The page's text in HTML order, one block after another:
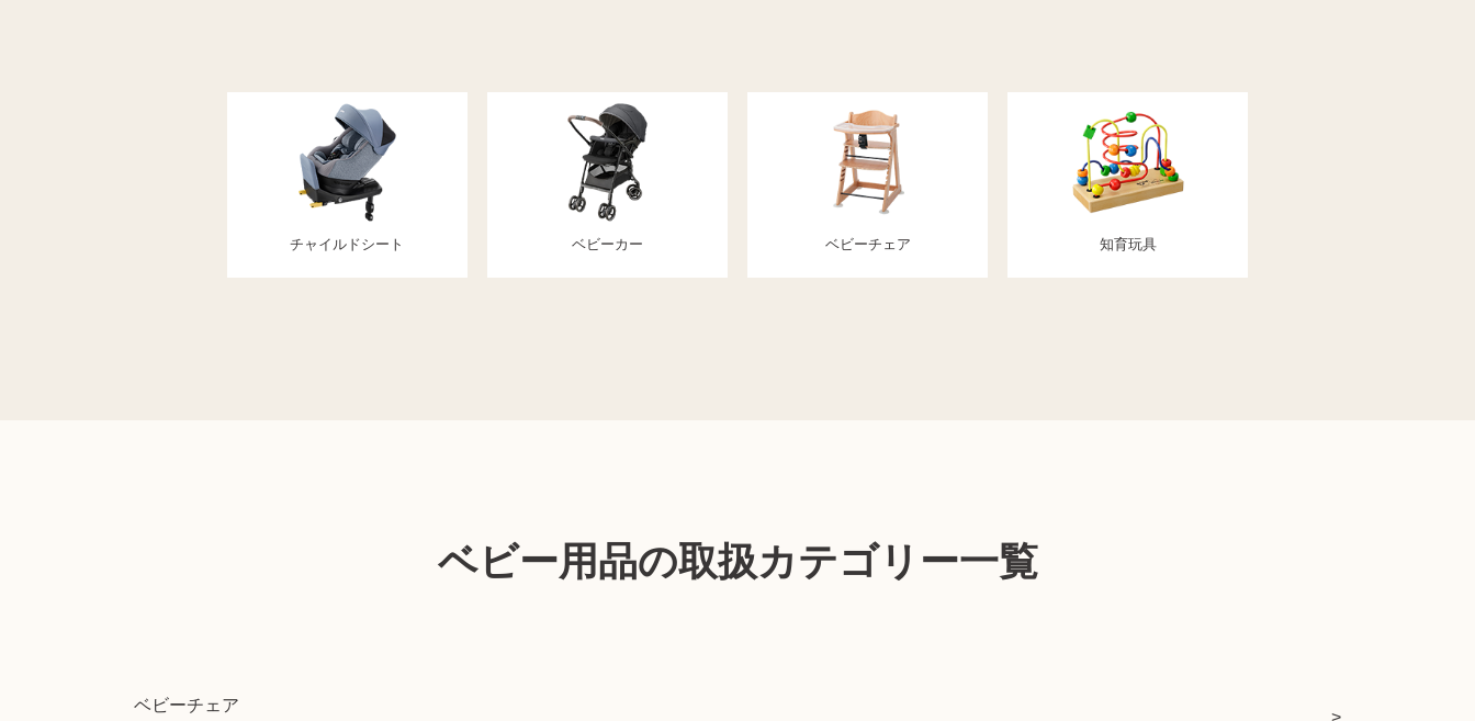
チャイルドシート ベビーカー ベビーチェア 知育玩具
ベビー用品の取扱カテゴリー一覧
ベビーチェア